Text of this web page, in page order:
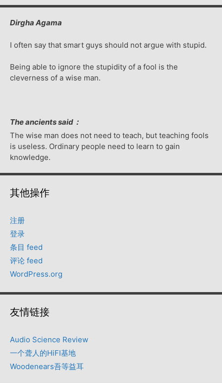
Dirgha Agama
I often say that smart guys should not argue with stupid.
Being able to ignore the stupidity of a fool is the
cleverness of a wise man.
The ancients said：
The wise man does not need to teach, but teaching fools
is useless. Ordinary people need to learn to gain
knowledge.
其他操作
注册
登录
条目 feed
评论 feed
WordPress.org
友情链接
Audio Science Review
一个聋人的HiFI基地
Woodenears吾等益耳